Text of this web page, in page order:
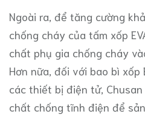
Ngoài ra, để tăng cường
chống cháy của tấm xốp
chất phụ gia chống cháy
Hơn nữa, đối với bao bì xốp
các thiết bị điện tử,
chất chống tĩnh điện để